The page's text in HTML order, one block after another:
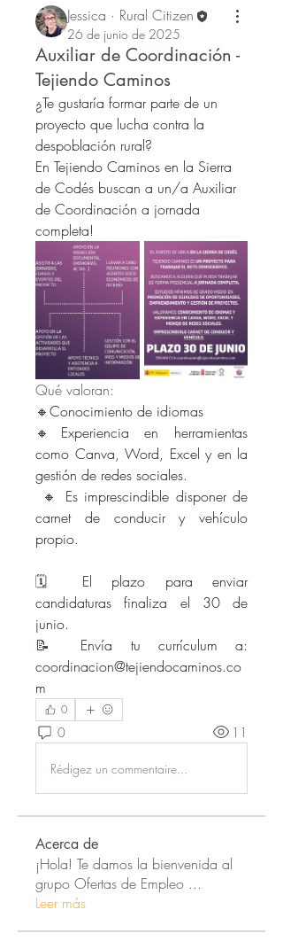
Jessica · Rural Citizen
26 de junio de 2025
Auxiliar de Coordinación -
Tejiendo Caminos
¿Te gustaría formar parte de un
proyecto que lucha contra la
despoblación rural?
En Tejiendo Caminos en la Sierra
de Codés buscan a un/a Auxiliar
de Coordinación a jornada
completa!
Qué valoran:
🔸Conocimiento de idiomas
🔸 Experiencia en herramientas
como Canva, Word, Excel y en la
gestión de redes sociales.
🔸 Es imprescindible disponer de
carnet de conducir y vehículo
propio.
🗓️ El plazo para enviar
candidaturas finaliza el 30 de
junio.
📝
coordinacion@tejiendocaminos.co
m
0
0 11
Rédigez un commentaire...
Acerca de
¡Hola! Te damos la bienvenida al
grupo Ofertas de Empleo ...
Leer más